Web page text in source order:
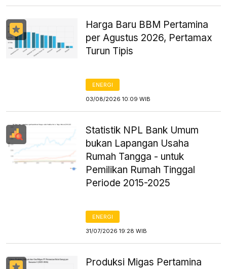
Harga Baru BBM Pertamina
per Agustus 2026, Pertamax
Turun Tipis
ENERGI
03/08/2026 10:09 WIB
Statistik NPL Bank Umum
bukan Lapangan Usaha
Rumah Tangga - untuk
Pemilikan Rumah Tinggal
Periode 2015-2025
ENERGI
31/07/2026 19:28 WIB
Produksi Migas Pertamina